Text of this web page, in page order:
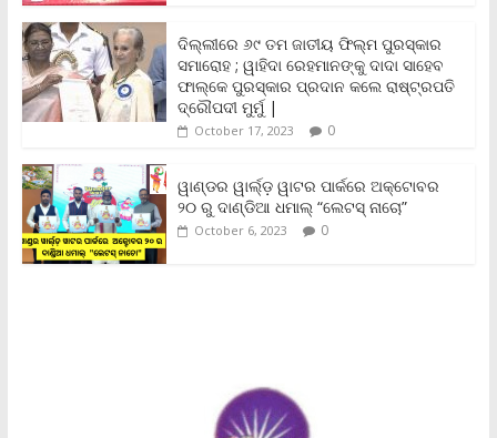
d
l
y
ଦିଲ୍ଲୀରେ ୬୯ ତମ ଜାତୀୟ ଫିଲ୍ମ ପୁରସ୍କାର
ସମାରୋହ ; ୱାହିଦା ରେହମାନଙ୍କୁ ଦାଦା ସାହେବ
ଫାଲ୍‌କେ ପୁରସ୍କାର ପ୍ରଦାନ କଲେ ରାଷ୍ଟ୍ରପତି
ଦ୍ରୌପଦୀ ମୁର୍ମୁ |
October 17, 2023 0
ୱାଣ୍ଡର ୱାର୍ଲ୍‌ଡ଼ ୱାଟର ପାର୍କରେ ଅକ୍ଟୋବର
୨୦ ରୁ ଦାଣ୍ଡିଆ ଧମାଲ୍ “ଲେଟସ୍ ନାଚୋ”
October 6, 2023 0